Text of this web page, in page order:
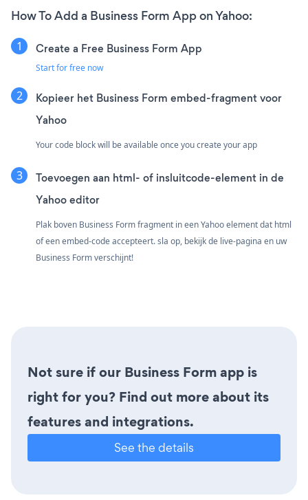
How To Add a Business Form App on Yahoo:
Create a Free Business Form App
Start for free now
Kopieer het Business Form embed-fragment voor
Yahoo
Your code block will be available once you create your app
Toevoegen aan html- of insluitcode-element in de
Yahoo editor
Plak boven Business Form fragment in een Yahoo element dat html
of een embed-code accepteert. sla op, bekijk de live-pagina en uw
Business Form verschijnt!
Not sure if our Business Form app is
right for you? Find out more about its
features and integrations.
See the details